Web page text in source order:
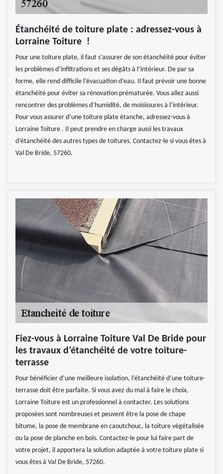
Étanchéité de toiture plate : adressez-vous à
Lorraine Toiture !
Pour une toiture plate, il faut s’assurer de son étanchéité pour éviter
les problèmes d’infiltrations et ses dégâts à l’intérieur. De par sa
forme, elle rend difficile l’évacuation d’eau. Il faut prévoir une bonne
étanchéité pour éviter sa rénovation prématurée. Vous allez aussi
rencontrer des problèmes d’humidité, de moisissures à l’intérieur.
Pour vous assurer d’une toiture plate étanche, adressez-vous à
Lorraine Toiture . Il peut prendre en charge aussi les travaux
d’étanchéité des autres types de toitures. Contactez-le si vous êtes à
Val De Bride, 57260.
Fiez-vous à Lorraine Toiture Val De Bride pour
les travaux d’étanchéité de votre toiture-
terrasse
Pour bénéficier d’une meilleure isolation, l’étanchéité d’une toiture-
terrasse doit être parfaite. Si vous avez du mal à faire le choix,
Lorraine Toiture est un professionnel à contacter. Les solutions
proposées sont nombreuses et peuvent être la pose de chape
bitume, la pose de membrane en caoutchouc, la toiture végétalisée
ou la pose de planche en bois. Contactez-le pour lui faire part de
votre projet, il apportera la solution adaptée à votre toiture plate si
vous êtes à Val De Bride, 57260.